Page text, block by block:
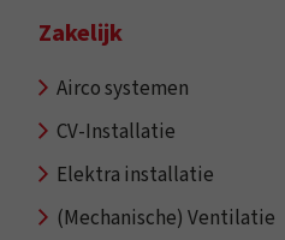
Zakelijk
Airco systemen
CV-Installatie
Elektra installatie
(Mechanische) Ventilatie